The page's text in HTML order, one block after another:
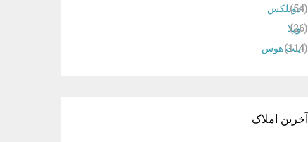
دوبلکس (54)
ویلا (26)
پنت هوس (114)
آخرین املاک